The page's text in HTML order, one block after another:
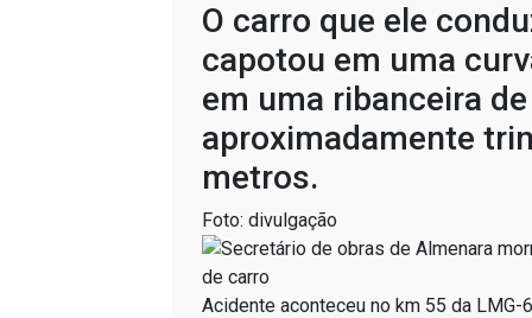
O carro que ele
capotou em uma
em uma ribanceira de
aproximadamente
metros.
Foto: divulgação
Acidente aconteceu no km 55 da LMG-